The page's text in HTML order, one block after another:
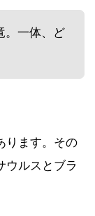
。一体、ど
ります。その
ウルスとブラ